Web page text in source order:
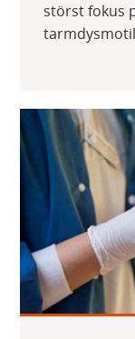
störst fokus